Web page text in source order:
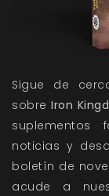
Sigue de
sobreIron
suplementos
noticias y
boletín de
acude a